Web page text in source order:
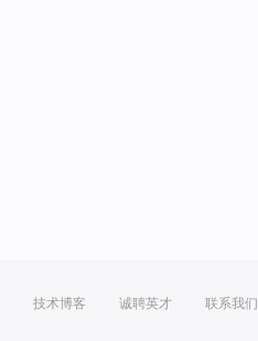
技术博客 诚聘英才 联系我们